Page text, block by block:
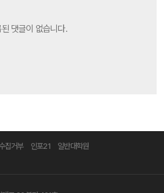
댓글이 없습니다.
집거부 인포21
일반대학원